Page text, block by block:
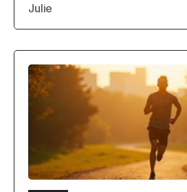
Julie